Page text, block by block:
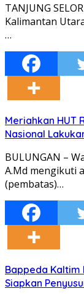
TANJUNG
Kalimantan
…
Meriahkan HUT
Nasional
BULUNGAN –
A.Md mengikuti
(pembatas)…
Bappeda Kaltim
Siapkan